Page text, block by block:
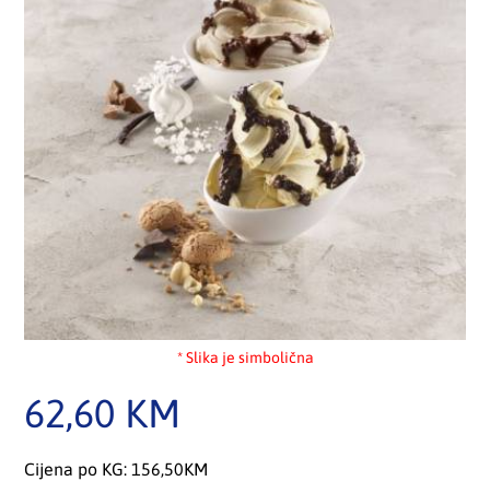
* Slika je simbolična
62,60 KM
Cijena po KG: 156,50KM